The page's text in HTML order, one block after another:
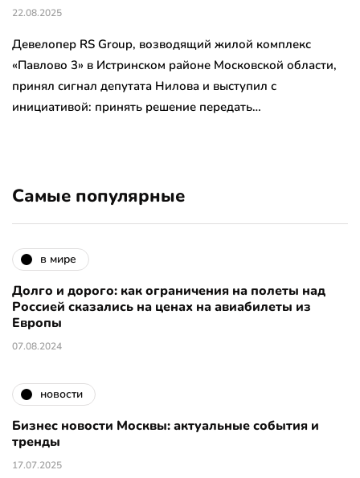
22.08.2025
Девелопер RS Group, возводящий жилой комплекс
«Павлово 3» в Истринском районе Московской области,
принял сигнал депутата Нилова и выступил с
инициативой: принять решение передать…
Самые популярные
в мире
Долго и дорого: как ограничения на полеты над
Россией сказались на ценах на авиабилеты из
Европы
07.08.2024
новости
Бизнес новости Москвы: актуальные события и
тренды
17.07.2025